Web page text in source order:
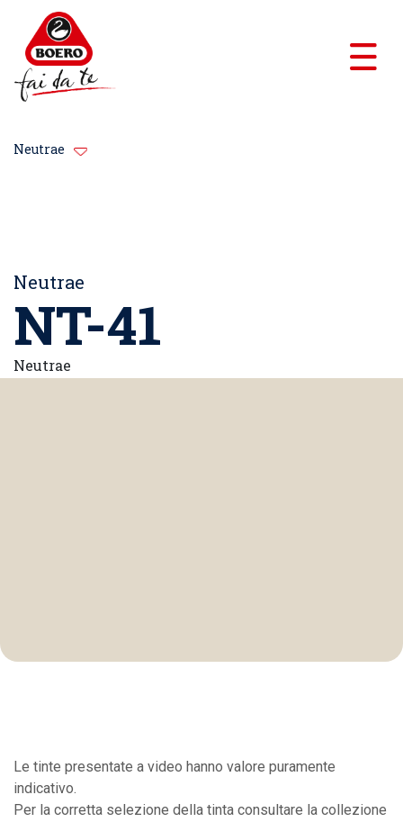
Neutrae
Neutrae
NT-41
Neutrae
Le tinte presentate a video hanno valore puramente
indicativo.
Per la corretta selezione della tinta consultare la collezione